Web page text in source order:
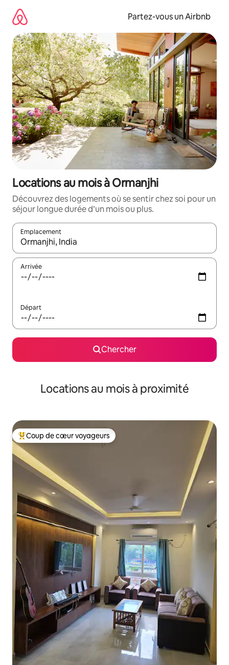
directement
contenu
Partez-vous un Airbnb
Locations au mois à Ormanjhi
Découvrez des logements où se sentir chez soi pour un
séjour longue durée d’un mois ou plus.
Emplacement
Quand les résultats sont affichés, parcourez-les en utilisant
Arrivée
Départ
Chercher
Locations au mois à proximité
Coup de cœur voyageurs parmi les plus aimés
Coup de cœur voyageurs